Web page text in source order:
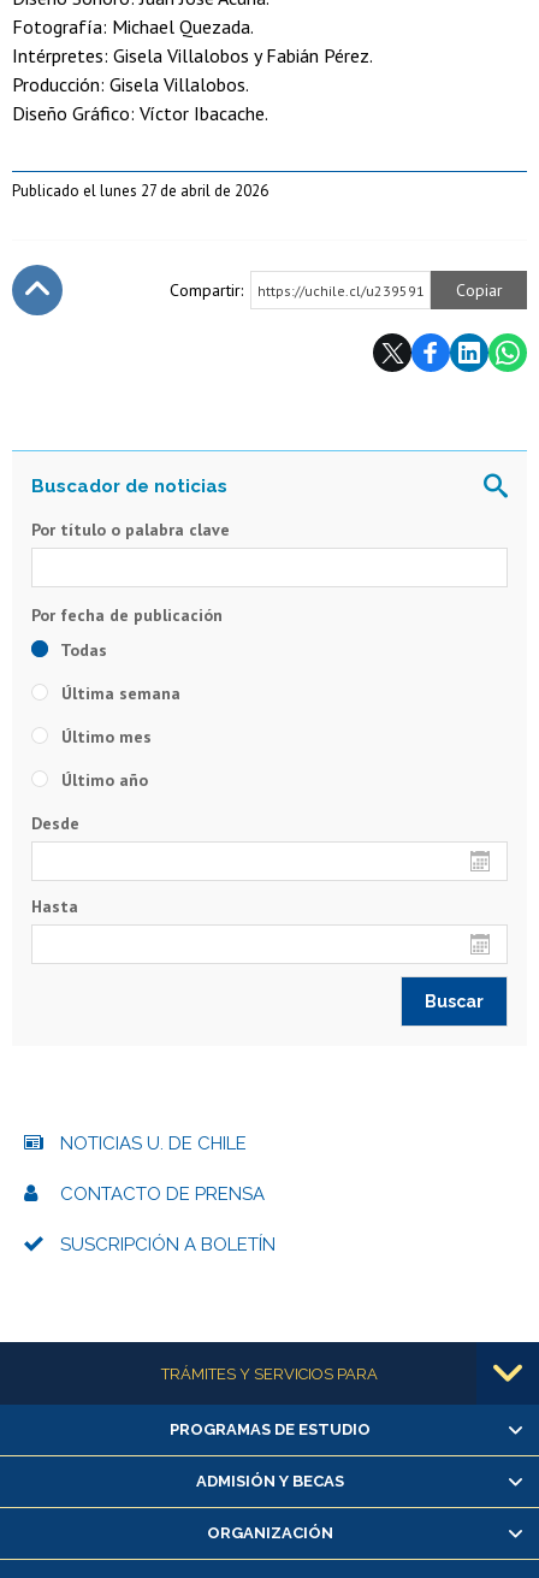
Fotografía: Michael Quezada.
Intérpretes: Gisela Villalobos y Fabián Pérez.
Producción: Gisela Villalobos.
Diseño Gráfico: Víctor Ibacache.
Publicado el lunes 27 de abril de 2026
Compartir: https://uchile.cl/u239591 Copiar
Por título o palabra clave
Todas
Última semana
Último mes
Último año
Desde
Hasta
NOTICIAS U. DE CHILE
CONTACTO DE PRENSA
SUSCRIPCIÓN A BOLETÍN
Más informaciónTRÁMITES Y SERVICIOS PARA
Alumnas/os y exalumnas/os
Matrícula en línea
Inscripción y cambio de asignaturas
Consulta y certificado de notas
PROGRAMAS DE ESTUDIO
ADMISIÓN Y BECAS
ORGANIZACIÓN